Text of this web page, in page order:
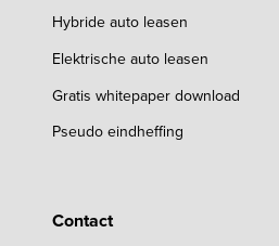
Hybride auto leasen
Elektrische auto leasen
Gratis whitepaper download
Pseudo eindheffing
Contact